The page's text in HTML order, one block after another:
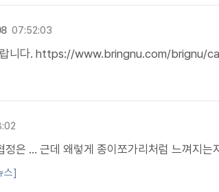
07:52:03
랍니다. https://www.bringnu.com/brignu/
은 ... 근데 왜렇게 종이쪼가리처럼 느껴지는
스]